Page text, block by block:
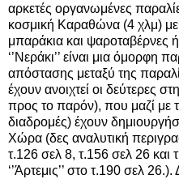
αρκετές οργανωμένες
κοσμική Καραθώνα (4 χλμ)
μπαράκια και ψαροταβέρνες
‘’Νεράκι’’ είναι μια όμορφη
απόστασης μεταξύ της
έχουν ανοιχτεί οι δεύτερες
προς το παρόν), που μαζί με
διαδρομές) έχουν
Χώρα (δες αναλυτική
τ.126 σελ 8, τ.156 σελ 26 και
‘’Άρτεμις’’ στο τ.190 σελ